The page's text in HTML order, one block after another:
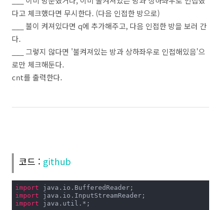
다고 체크했다면 무시한다. (다음 인접한 방으로)
___ 불이 켜져있다면 q에 추가해주고, 다음 인접한 방을 보러 간
다.
___ 그렇지 않다면 '불켜져있는 방과 상하좌우로 인접해있음'으
로만 체크해둔다.
cnt를 출력한다.
코드 : github
import
import
import java.util.*;